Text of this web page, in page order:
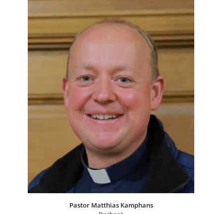
Pastor Matthias Kamphans